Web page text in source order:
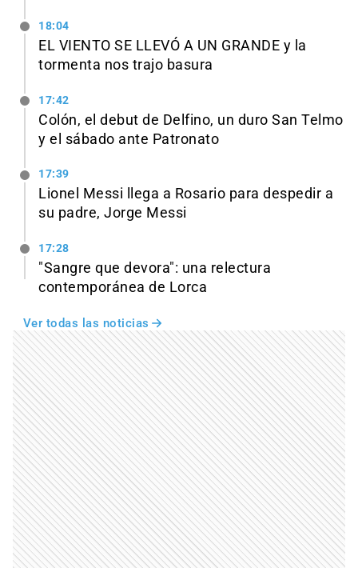
18:04
EL VIENTO SE LLEVÓ A UN GRANDE y la
tormenta nos trajo basura
17:42
Colón, el debut de Delfino, un duro San Telmo
y el sábado ante Patronato
17:39
Lionel Messi llega a Rosario para despedir a
su padre, Jorge Messi
17:28
"Sangre que devora": una relectura
contemporánea de Lorca
Ver todas las noticias